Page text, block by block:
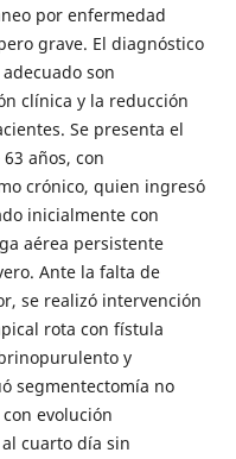
por enfermedad
grave. El diagnóstico
son
clínica y la reducción
Se presenta el
años, con
crónico, quien ingresó
inicialmente con
aérea persistente
Ante la falta de
se realizó intervención
rota con fístula
y
segmentectomía no
evolución
cuarto día sin